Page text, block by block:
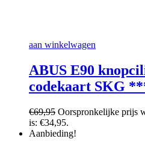
aan winkelwagen
ABUS E90
codekaart SKG
€69,95 Oorspronkelijke prijs
is: €34,95.
Aanbieding!